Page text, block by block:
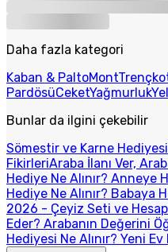
Daha fazla kategori
Kaban & PaltoMont
PardösüCeketYağmurluk
Bunlar da ilgini çekebilir
Sömestir ve Karne Hediyesi
FikirleriAraba İlanı Ver,
Hediye Ne Alınır? Anneye
Hediye Ne Alınır? Babaya
2026 - Çeyiz Seti ve
Eder? Arabanın Değerini
Hediyesi Ne Alınır? Yeni